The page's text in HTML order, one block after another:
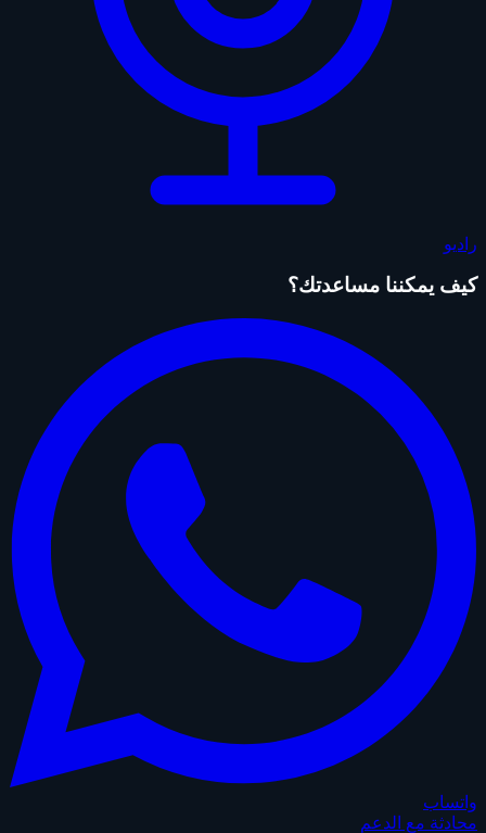
راديو
كيف يمكننا مساعدتك؟
واتساب
محادثة مع الدعم